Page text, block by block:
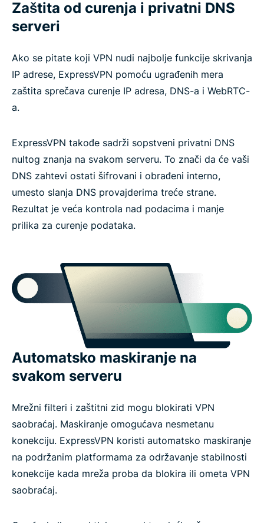
Zaštita od curenja i privatni DNS
serveri
Ako se pitate koji VPN nudi najbolje funkcije skrivanja
IP adrese, ExpressVPN pomoću ugrađenih mera
zaštita sprečava curenje IP adresa, DNS-a i WebRTC-
a.
ExpressVPN takođe sadrži sopstveni privatni DNS
nultog znanja na svakom serveru. To znači da će vaši
DNS zahtevi ostati šifrovani i obrađeni interno,
umesto slanja DNS provajderima treće strane.
Rezultat je veća kontrola nad podacima i manje
prilika za curenje podataka.
Automatsko maskiranje na
svakom serveru
Mrežni filteri i zaštitni zid mogu blokirati VPN
saobraćaj. Maskiranje omogućava nesmetanu
konekciju. ExpressVPN koristi automatsko maskiranje
na podržanim platformama za održavanje stabilnosti
konekcije kada mreža proba da blokira ili ometa VPN
saobraćaj.